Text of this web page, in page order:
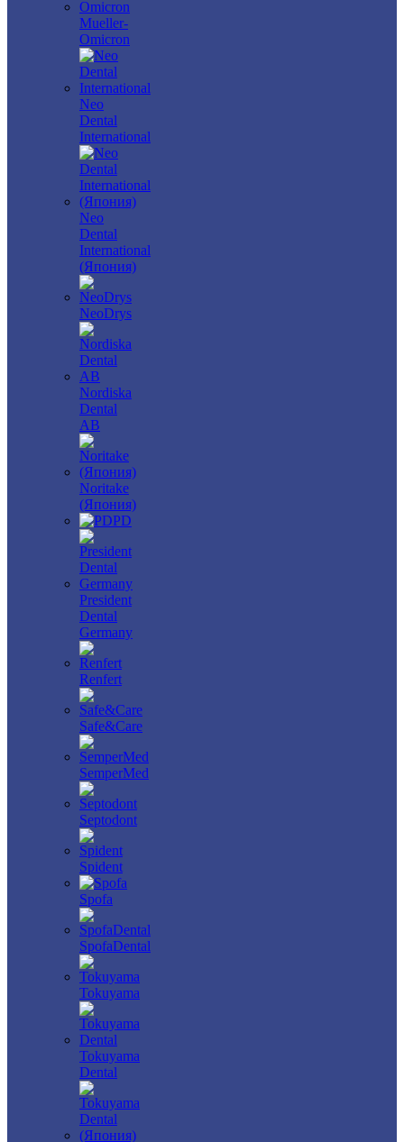
Mueller-
Omicron
Neo
Dental
International
Neo
Dental
International
(Япония)
NeoDrys
Nordiska
Dental
AB
Noritake
(Япония)
PD
President
Dental
Germany
Renfert
Safe&Care
SemperMed
Septodont
Spident
Spofa
SpofaDental
Tokuyama
Tokuyama
Dental